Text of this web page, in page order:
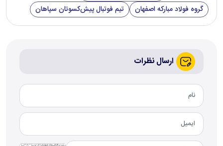
گروه فولاد مبارکه اصفهان
تیم فوتبال پیش‌کسوتان سپاهان
ارسال نظرات